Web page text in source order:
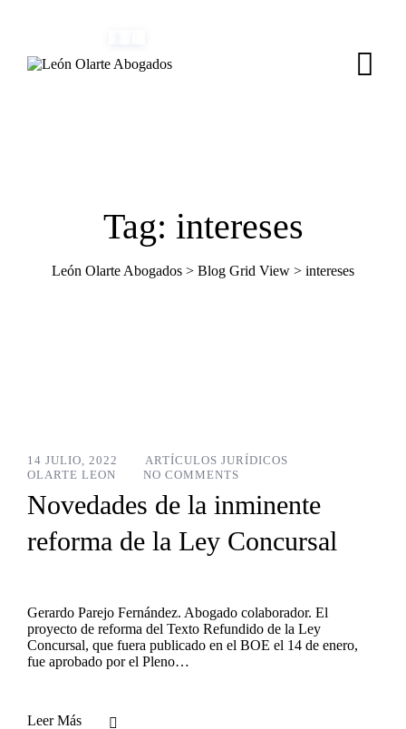
Tag: intereses
León Olarte Abogados > Blog Grid View > intereses
14 JULIO, 2022
ARTÍCULOS JURÍDICOS
OLARTE LEON
NO COMMENTS
Novedades de la inminente
reforma de la Ley Concursal
Gerardo Parejo Fernández. Abogado colaborador. El
proyecto de reforma del Texto Refundido de la Ley
Concursal, que fuera publicado en el BOE el 14 de enero,
fue aprobado por el Pleno…
Leer Más